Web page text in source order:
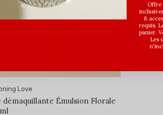
Love
démaquillante Émulsion Florale
Offre
&
requis.
panier.
Les